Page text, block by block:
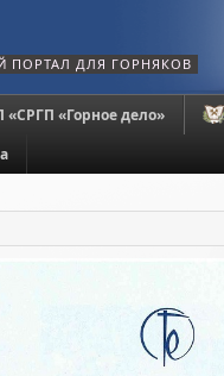
ДЛЯ ГОРНЯКОВ
«СРГП «Горное дело»